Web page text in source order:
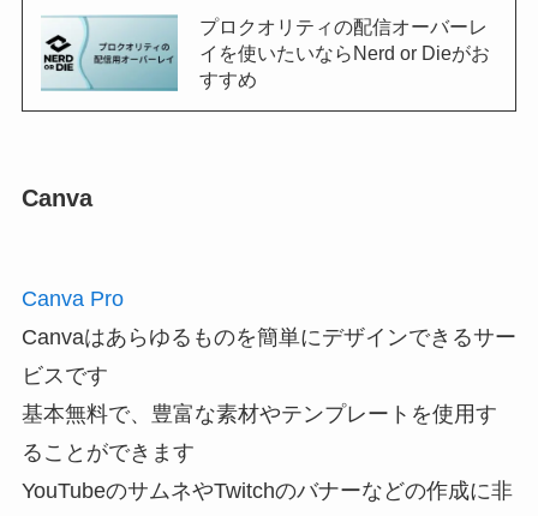
プロクオリティの配信オーバーレ
イを使いたいならNerd or Dieがお
すすめ
Canva
Canva Pro
Canvaはあらゆるものを簡単にデザインできるサー
ビスです
基本無料で、豊富な素材やテンプレートを使用す
ることができます
YouTubeのサムネやTwitchのバナーなどの作成に非